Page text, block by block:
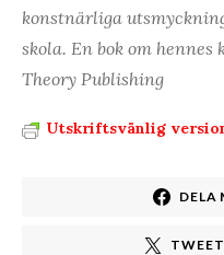
konstnärliga
skola. En bok om hennes
Theory Publishing
Utskriftsvänlig
DELA